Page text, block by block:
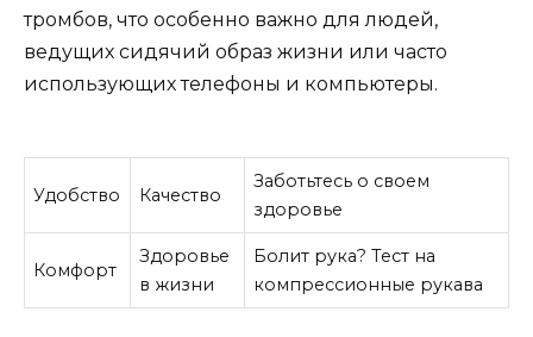
тромбов, что особенно важно для людей,
ведущих сидячий образ жизни или часто
использующих телефоны и компьютеры.
Удобство Качество
Заботьтесь о своем
здоровье
Комфорт
Здоровье
в жизни
Болит рука? Тест на
компрессионные рукава